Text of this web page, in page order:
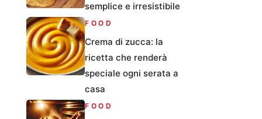
semplice e irresistibile
FOOD
Crema di zucca: la
ricetta che renderà
speciale ogni serata a
casa
FOOD